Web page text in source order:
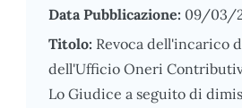
Data Pubblicazione: 09/03/
Titolo: Revoca dell'incarico
dell'Ufficio Oneri
Lo Giudice a seguito di